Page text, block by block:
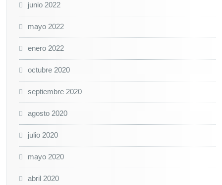
junio 2022
mayo 2022
enero 2022
octubre 2020
septiembre 2020
agosto 2020
julio 2020
mayo 2020
abril 2020